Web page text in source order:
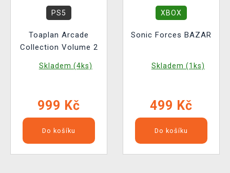
PS5
Toaplan Arcade
Collection Volume 2
Skladem (4ks)
999 Kč
Do košíku
XBOX
Sonic Forces BAZAR
Skladem (1ks)
499 Kč
Do košíku